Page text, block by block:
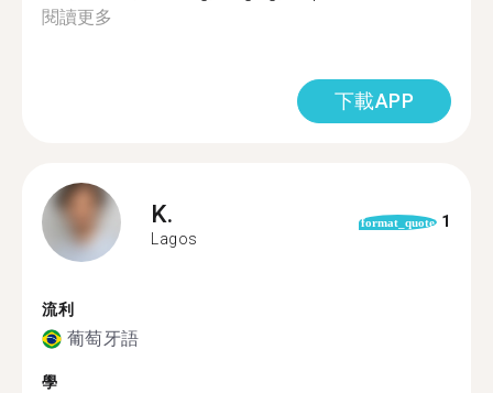
閱讀更多
下載APP
K.
Lagos
format_quote 1
流利
葡萄牙語
學